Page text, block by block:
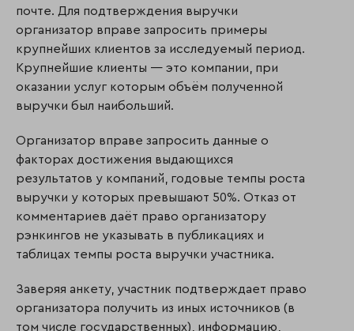
почте. Для подтверждения выручки
организатор вправе запросить примеры
крупнейших клиентов за исследуемый период.
Крупнейшие клиенты — это ком­па­нии, при
оказании услуг которым объём полученной
выручки был наибольший.
Организатор вправе запросить данные о
факторах достижения выдающихся
результатов у компаний, годовые темпы роста
выручки у которых превышают 50%. Отказ от
комментариев даёт право организатору
рэнкингов не указывать в публикациях и
таблицах темпы роста выручки участника.
Заверяя анкету, участник подтверждает право
организатора получить из иных источников (в
том числе государственных), информацию,